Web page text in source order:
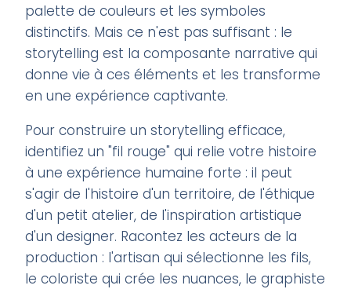
palette de couleurs et les symboles
distinctifs. Mais ce n'est pas suffisant : le
storytelling est la composante narrative qui
donne vie à ces éléments et les transforme
en une expérience captivante.
Pour construire un storytelling efficace,
identifiez un "fil rouge" qui relie votre histoire
à une expérience humaine forte : il peut
s'agir de l'histoire d'un territoire, de l'éthique
d'un petit atelier, de l'inspiration artistique
d'un designer. Racontez les acteurs de la
production : l'artisan qui sélectionne les fils,
le coloriste qui crée les nuances, le graphiste